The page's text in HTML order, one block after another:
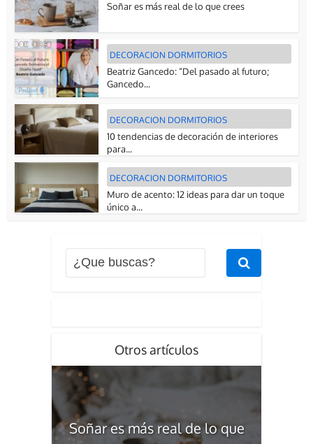
Soñar es más real de lo que crees
DECORACION DORMITORIOS
Beatriz Gancedo: “Del pasado al futuro;
Gancedo...
DECORACION DORMITORIOS
10 tendencias de decoración de interiores
para...
DECORACION DORMITORIOS
Muro de acento: 12 ideas para dar un toque
único a...
Otros artículos
Soñar es más real de lo que